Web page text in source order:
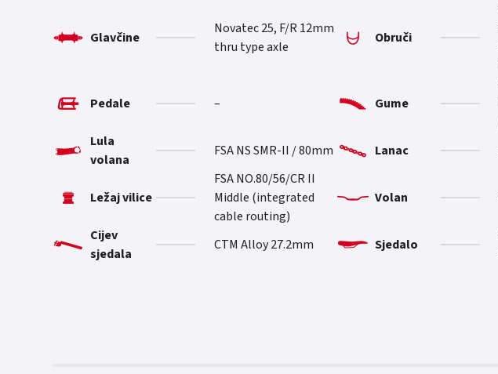
Obruči
Glavčine
Novatec 25, F/R 12mm
thru type axle
Gume
Pedale –
Lanac
Lula
volana
FSA NS SMR-II / 80mm
Volan
Ležaj vilice
FSA NO.80/56/CR II
Middle (integrated
cable routing)
Sjedalo
Cijev
sjedala
CTM Alloy 27.2mm